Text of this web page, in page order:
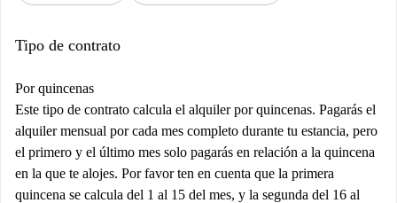
Tipo de contrato
Por quincenas
Este tipo de contrato calcula el alquiler por quincenas. Pagarás el
alquiler mensual por cada mes completo durante tu estancia, pero
el primero y el último mes solo pagarás en relación a la quincena
en la que te alojes. Por favor ten en cuenta que la primera
quincena se calcula del 1 al 15 del mes, y la segunda del 16 al